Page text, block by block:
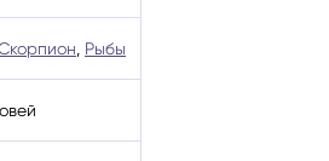
, Рыбы